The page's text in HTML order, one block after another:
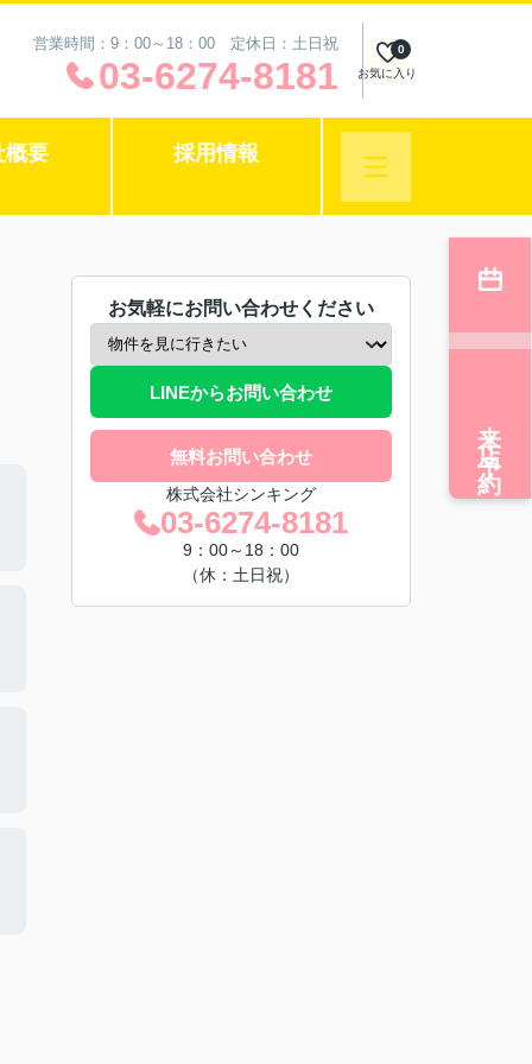
営業時間：9：00～18：00 定休日：土日祝
03-6274-8181 お気に入り
0
概要 採用情報
お気軽にお問い合わせください
LINEからお問い合わせ
無料お問い合わせ
株式会社シンキング
03-6274-8181
9：00～18：00
（休：土日祝）
来店予約